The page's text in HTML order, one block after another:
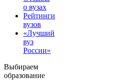
о вузах
Рейтинги
вузов
«Лучший
вуз
России»
Выбираем
образование